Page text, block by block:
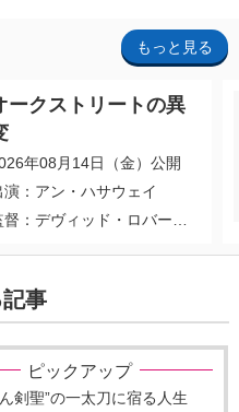
もっと見る
ークストリートの異
年08月14日（金）公開
演：アン・ハサウェイ
督：デヴィッド・ロバー
記事
ピックアップ
剣聖”の一太刀に宿る人生